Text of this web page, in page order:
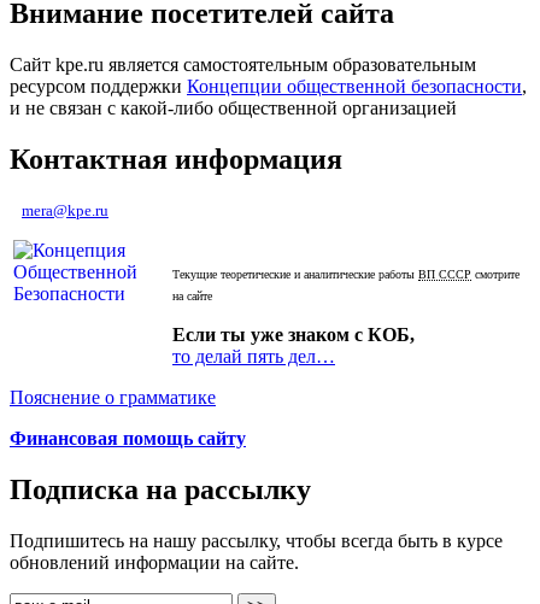
Внимание посетителей сайта
Сайт kpe.ru является самостоятельным образовательным
ресурсом поддержки Концепции общественной безопасности,
и не связан с какой-либо общественной организацией
Контактная информация
mera@kpe.ru
Текущие теоретические и аналитические работы ВП СССР смотрите
на сайте
Если ты уже знаком с КОБ,
то делай пять дел…
Пояснение о грамматике
Финансовая помощь сайту
Подписка на рассылку
Подпишитесь на нашу рассылку, чтобы всегда быть в курсе
обновлений информации на сайте.